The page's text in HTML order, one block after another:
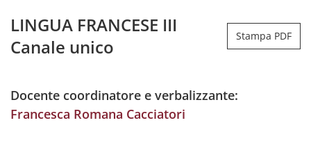
LINGUA FRANCESE III
Canale unico
Stampa PDF
Docente coordinatore e verbalizzante:
Francesca Romana Cacciatori